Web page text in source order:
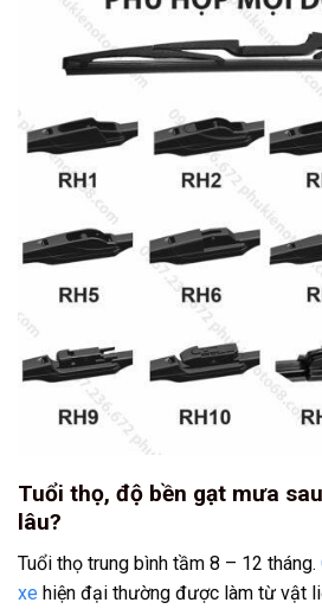
Tuổi thọ, độ bền gạt mưa
lâu?
Tuổi thọ trung bình tầm 8 – 12 tháng.
xe hiện đại thường được làm từ vật